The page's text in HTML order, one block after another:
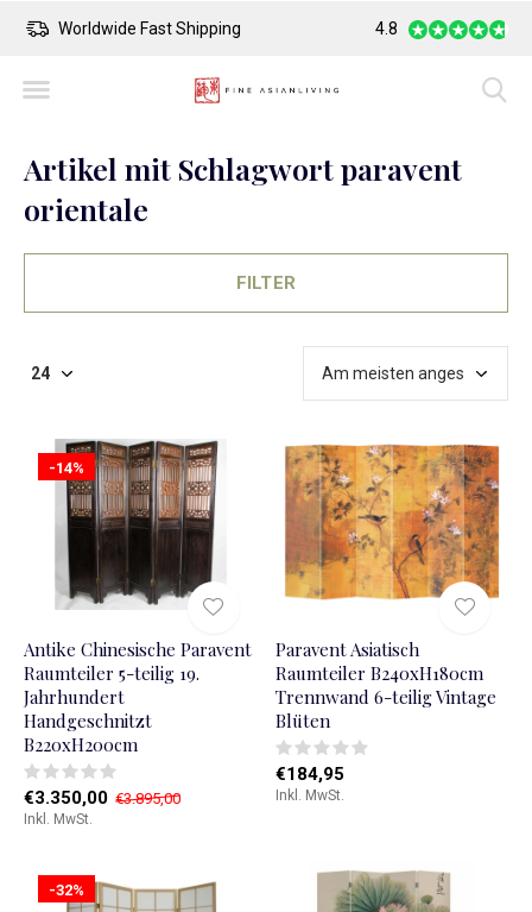
Safe Payment Largest Collection
4.8
Artikel mit Schlagwort paravent
orientale
FILTER
-14%
Antike Chinesische Paravent
Raumteiler 5-teilig 19.
Jahrhundert
Handgeschnitzt
B220xH200cm
€3.350,00 €3.895,00
Inkl. MwSt.
Paravent Asiatisch
Raumteiler B240xH180cm
Trennwand 6-teilig Vintage
Blüten
€184,95
Inkl. MwSt.
-32%